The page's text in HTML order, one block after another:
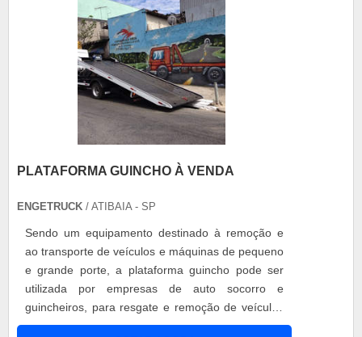
PLATAFORMA GUINCHO À VENDA
ENGETRUCK / ATIBAIA - SP
Sendo um equipamento destinado à remoção e
ao transporte de veículos e máquinas de pequeno
e grande porte, a plataforma guincho pode ser
utilizada por empresas de auto socorro e
guincheiros, para resgate e remoção de veículos
com pane ou acidentados. Por isso, ao procurar